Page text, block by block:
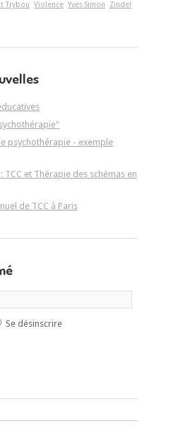
Trybou Violence Yves Simon
Zindel
psychothérapie - exemple
TCC et Thérapie des schémas en
de TCC à Paris
Se désinscrire